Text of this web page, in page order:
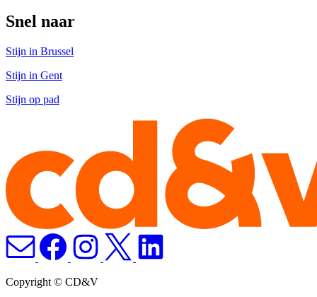
Snel naar
Stijn in Brussel
Stijn in Gent
Stijn op pad
Copyright © CD&V